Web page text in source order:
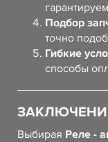
Подбор
точно
Гибкие
способы
Выбирая Реле -